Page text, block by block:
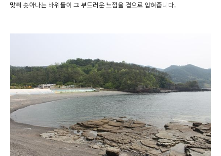
맞춰 솟아나는 바위들이 그 부드러운 느낌을 겹으로 입혀줍니다.